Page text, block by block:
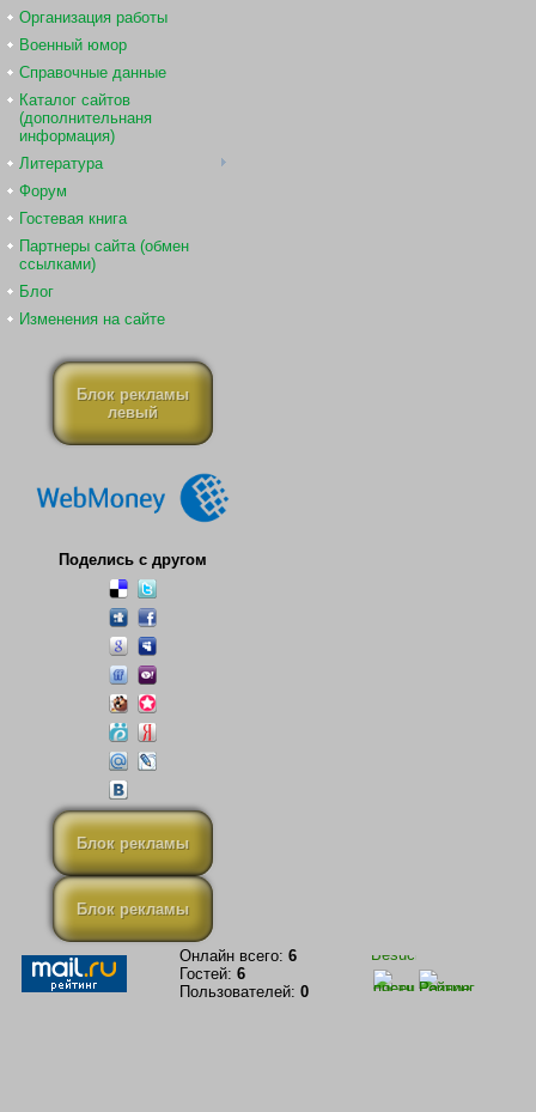
Организация работы
Военный юмор
Справочные данные
Каталог сайтов
(дополнительнаня
информация)
Литература
Форум
Гостевая книга
Партнеры сайта (обмен
ссылками)
Блог
Изменения на сайте
Блок рекламы
левый
Поделись с другом
Блок рекламы
Блок рекламы
Онлайн всего: 6
Гостей: 6
Пользователей: 0